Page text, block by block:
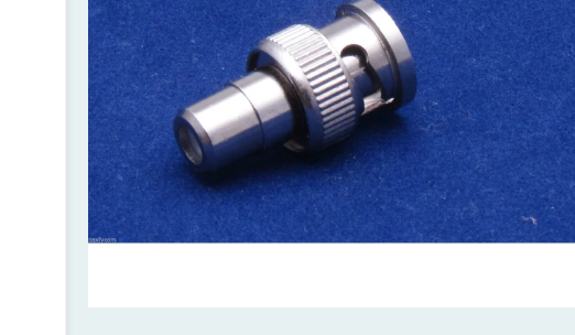
Omskifter
Print
Processorkort
Relæ
Sensor Moduler
Stik connector
Strømforsyning
Trådløs
Værktøj